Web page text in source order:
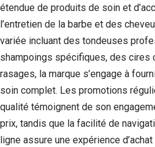
étendue de produits de soin et
l’entretien de la barbe et des
variée incluant des tondeuses
shampoings spécifiques, des
rasages, la marque s’engage à
soin complet. Les promotions
qualité témoignent de son
prix, tandis que la facilité de
ligne assure une expérience